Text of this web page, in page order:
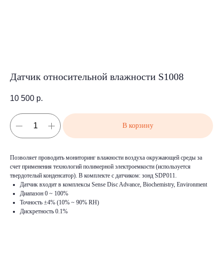
Датчик относительной влажности S1008
10 500 р.
В корзину
Позволяет проводить мониторинг влажности воздуха окружающей среды за
счет применения технологий полимерной электроемкости (используется
твердотелый конденсатор). В комплекте с датчиком: зонд SDP011.
Датчик входит в комплексы Sense Disc Advance, Biochemistry, Environment
Диапазон 0 ~ 100%
Точность ±4% (10% ~ 90% RH)
Дискретность 0.1%